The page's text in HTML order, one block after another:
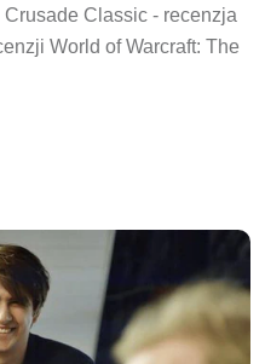
Classic - recenzja
World of Warcraft: The